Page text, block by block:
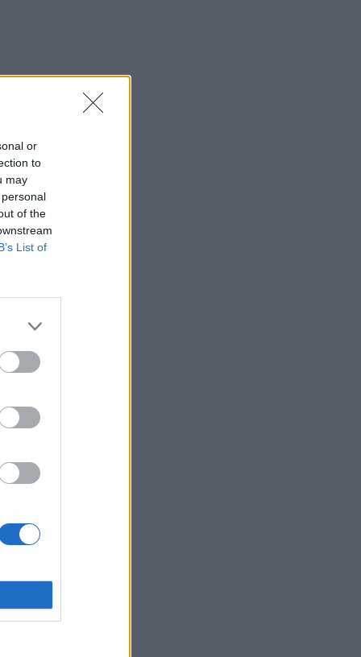
or
to
may
of the
List of